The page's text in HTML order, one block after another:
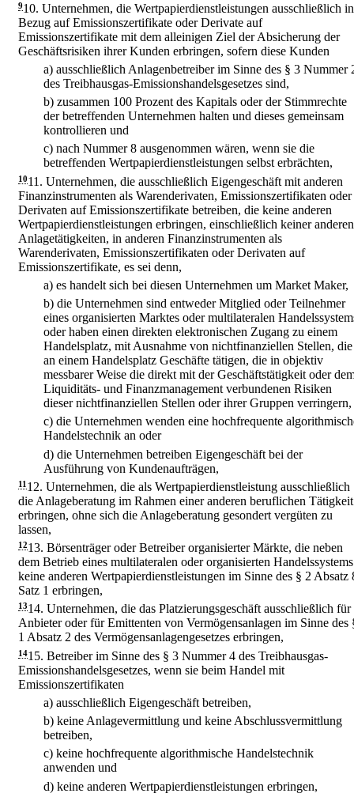
910. Unternehmen, die Wertpapierdienstleistungen ausschließlich in
Bezug auf Emissionszertifikate oder Derivate auf
Emissionszertifikate mit dem alleinigen Ziel der Absicherung der
Geschäftsrisiken ihrer Kunden erbringen, sofern diese Kunden
a) ausschließlich Anlagenbetreiber im Sinne des § 3 Nummer
des Treibhausgas-Emissionshandelsgesetzes sind,
b) zusammen 100 Prozent des Kapitals oder der Stimmrechte
der betreffenden Unternehmen halten und dieses gemeinsam
kontrollieren und
c) nach Nummer 8 ausgenommen wären, wenn sie die
betreffenden Wertpapierdienstleistungen selbst erbrächten,
1011. Unternehmen, die ausschließlich Eigengeschäft mit anderen
Finanzinstrumenten als Warenderivaten, Emissionszertifikaten oder
Derivaten auf Emissionszertifikate betreiben, die keine anderen
Wertpapierdienstleistungen erbringen, einschließlich keiner anderen
Anlagetätigkeiten, in anderen Finanzinstrumenten als
Warenderivaten, Emissionszertifikaten oder Derivaten auf
Emissionszertifikate, es sei denn,
a) es handelt sich bei diesen Unternehmen um Market Maker,
b) die Unternehmen sind entweder Mitglied oder Teilnehmer
eines organisierten Marktes oder multilateralen
oder haben einen direkten elektronischen Zugang zu einem
Handelsplatz, mit Ausnahme von nichtfinanziellen Stellen, die
an einem Handelsplatz Geschäfte tätigen, die in objektiv
messbarer Weise die direkt mit der Geschäftstätigkeit oder
Liquiditäts- und Finanzmanagement verbundenen Risiken
dieser nichtfinanziellen Stellen oder ihrer Gruppen verringern,
c) die Unternehmen wenden eine hochfrequente
Handelstechnik an oder
d) die Unternehmen betreiben Eigengeschäft bei der
Ausführung von Kundenaufträgen,
11 12. Unternehmen, die als Wertpapierdienstleistung ausschließlich
die Anlageberatung im Rahmen einer anderen beruflichen Tätigkeit
erbringen, ohne sich die Anlageberatung gesondert vergüten zu
lassen,
1213. Börsenträger oder Betreiber organisierter Märkte, die neben
dem Betrieb eines multilateralen oder organisierten Handelssystems
keine anderen Wertpapierdienstleistungen im Sinne des § 2 Absatz
Satz 1 erbringen,
1314. Unternehmen, die das Platzierungsgeschäft ausschließlich für
Anbieter oder für Emittenten von Vermögensanlagen im Sinne des
1 Absatz 2 des Vermögensanlagengesetzes erbringen,
1415. Betreiber im Sinne des § 3 Nummer 4 des Treibhausgas-
Emissionshandelsgesetzes, wenn sie beim Handel mit
Emissionszertifikaten
a) ausschließlich Eigengeschäft betreiben,
b) keine Anlagevermittlung und keine Abschlussvermittlung
betreiben,
c) keine hochfrequente algorithmische Handelstechnik
anwenden und
d) keine anderen Wertpapierdienstleistungen erbringen,